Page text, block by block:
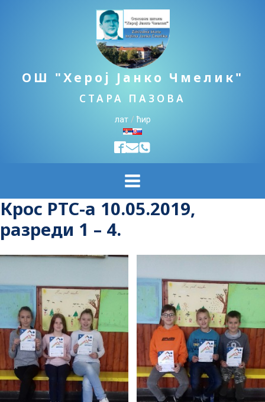
ОШ "Херој Јанко Чмелик"
СТАРА ПАЗОВА
лат/ћир
Крос РТС-а 10.05.2019,
разреди 1 – 4.